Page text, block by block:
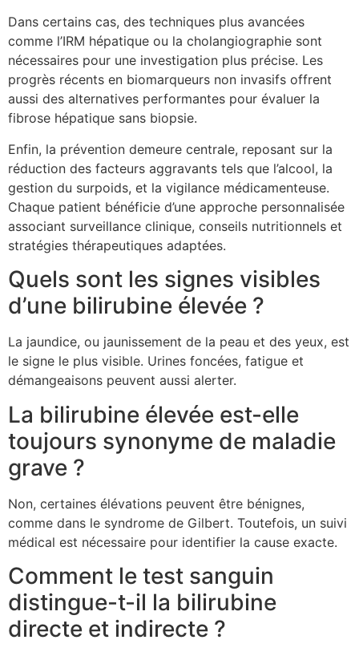
Dans certains cas, des techniques plus avancées
comme l’IRM hépatique ou la cholangiographie sont
nécessaires pour une investigation plus précise. Les
progrès récents en biomarqueurs non invasifs offrent
aussi des alternatives performantes pour évaluer la
fibrose hépatique sans biopsie.
Enfin, la prévention demeure centrale, reposant sur la
réduction des facteurs aggravants tels que l’alcool, la
gestion du surpoids, et la vigilance médicamenteuse.
Chaque patient bénéficie d’une approche personnalisée
associant surveillance clinique, conseils nutritionnels et
stratégies thérapeutiques adaptées.
Quels sont les signes visibles
d’une bilirubine élevée ?
La jaundice, ou jaunissement de la peau et des yeux, est
le signe le plus visible. Urines foncées, fatigue et
démangeaisons peuvent aussi alerter.
La bilirubine élevée est-elle
toujours synonyme de maladie
grave ?
Non, certaines élévations peuvent être bénignes,
comme dans le syndrome de Gilbert. Toutefois, un suivi
médical est nécessaire pour identifier la cause exacte.
Comment le test sanguin
distingue-t-il la bilirubine
directe et indirecte ?